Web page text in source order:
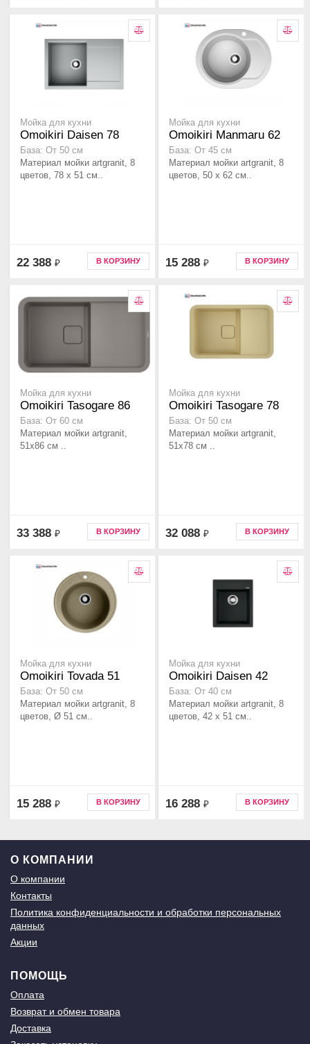
Мойка для кухни
Omoikiri Daisen 78
База: От 50 см
Материал мойки artgranit, 8
цветов, 78 x 51 см..
22 388 ₽ В КОРЗИНУ
Мойка для кухни
Omoikiri Manmaru 62
База: От 45 см
Материал мойки artgranit, 8
цветов, 50 x 62 см..
15 288 ₽ В КОРЗИНУ
Мойка для кухни
Omoikiri Tasogare 86
База: От 60 см
Материал мойки artgranit,
51x86 см ..
33 388 ₽ В КОРЗИНУ
Мойка для кухни
Omoikiri Tasogare 78
База: От 50 см
Материал мойки artgranit,
51x78 см ..
32 088 ₽ В КОРЗИНУ
Мойка для кухни
Omoikiri Tovada 51
База: От 50 см
Материал мойки artgranit, 8
цветов, Ø 51 см..
15 288 ₽ В КОРЗИНУ
Мойка для кухни
Omoikiri Daisen 42
База: От 40 см
Материал мойки artgranit, 8
цветов, 42 x 51 см..
16 288 ₽ В КОРЗИНУ
О КОМПАНИИ
О компании
Контакты
Политика конфиденциальности и обработки персональных
данных
Акции
ПОМОЩЬ
Оплата
Возврат и обмен товара
Доставка